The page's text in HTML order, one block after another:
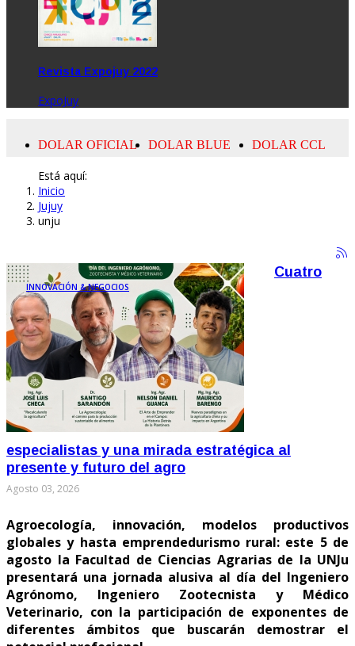
Revista Expojuy 2022
ExpoJuy
Está aquí:
Inicio
Jujuy
unju
INNOVACIÓN & NEGOCIOS
Cuatro
especialistas y una mirada estratégica al
presente y futuro del agro
Agosto 03, 2026
Agroecología, innovación, modelos productivos
globales y hasta emprendedurismo rural: este 5 de
agosto la Facultad de Ciencias Agrarias de la UNJu
presentará una jornada alusiva al día del Ingeniero
Agrónomo, Ingeniero Zootecnista y Médico
Veterinario, con la participación de exponentes de
diferentes ámbitos que buscarán demostrar el